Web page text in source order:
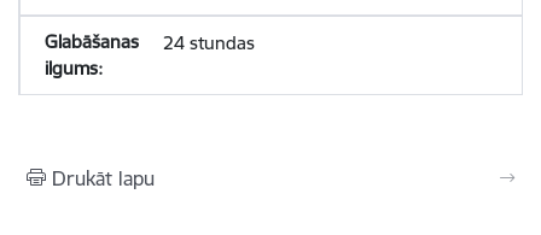
24 stundas
Drukāt lapu